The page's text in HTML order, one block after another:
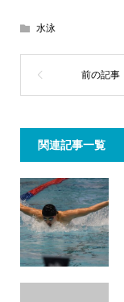
水泳
関連記事一覧